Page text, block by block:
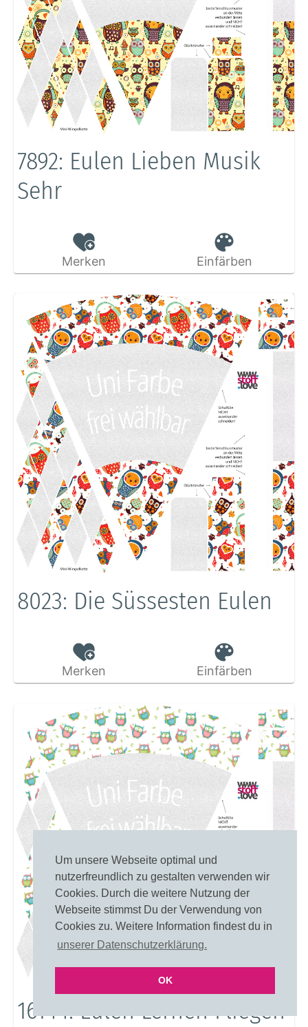
Um unsere Webseite optimal und
nutzerfreundlich zu gestalten verwenden wir
Cookies. Durch die weitere Nutzung der
Webseite stimmst Du der Verwendung von
Cookies zu. Weitere Information findest du in
unserer Datenschutzerklärung.
OK
7892: Eulen Lieben Musik
Sehr
Merken Einfärben
8023: Die Süssesten Eulen
Merken Einfärben
16144: Eulen Lernen Fliegen